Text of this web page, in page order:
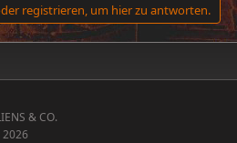
registrieren, um hier zu antworten.
& CO.
2026